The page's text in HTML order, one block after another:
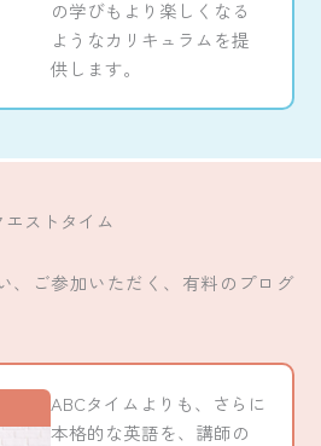
の学びもより楽しくなる
ようなカリキュラムを提
供します。
エストタイム
、ご参加いただく、有料のプログ
ABCタイムよりも、さらに
本格的な英語を、講師の